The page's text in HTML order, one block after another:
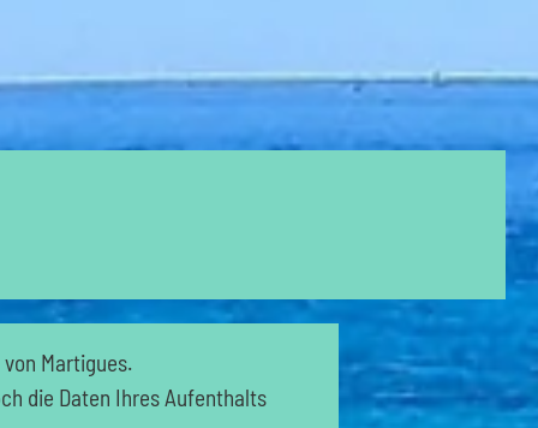
Martigues.
die Daten Ihres Aufenthalts